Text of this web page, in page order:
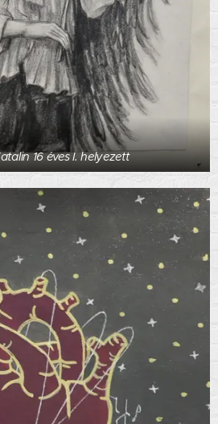
16 éves I. helyezett